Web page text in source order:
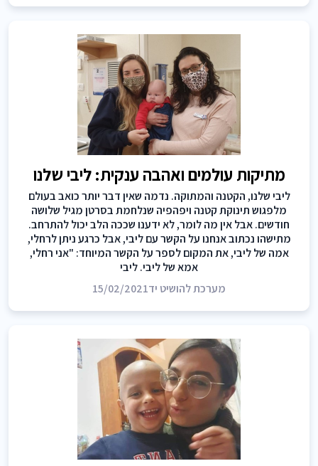
מתיקות עולמים ואהבה ענקית: ליבי שלנו
ליבי שלנו, הקטנה והמתוקה. נדמה שאין דבר יותר כואב בעולם
מלפגוש תינוקת קטנה ויפהפיה שנלחמת בסרטן מגיל שלושה
חודשים. אבל אין מה לומר, לא ידענו שככה הלב יכול להתרחב.
מתישהו נכתוב אנחנו על הקשר עם ליבי, אבל כרגע ניתן לרחלי,
אמה של ליבי, את המקום לספר על הקשר המיוחד: "אני רחלי,
אמא של ליבי. ליבי
מערכת להושיט יד15/02/2021